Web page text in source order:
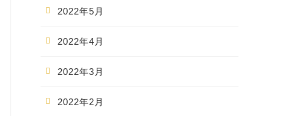
2022年5月
2022年4月
2022年3月
2022年2月